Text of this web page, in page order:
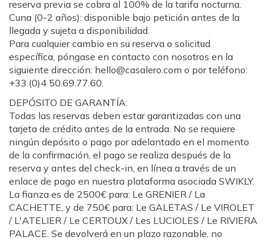
reserva previa se cobra al 100% de la tarifa nocturna.
Cuna (0-2 años): disponible bajo petición antes de la
llegada y sujeta a disponibilidad.
Para cualquier cambio en su reserva o solicitud
específica, póngase en contacto con nosotros en la
siguiente dirección: hello@casalero.com o por teléfono:
+33.(0)4 50.69.77.60.
DEPÓSITO DE GARANTÍA:
Todas las reservas deben estar garantizadas con una
tarjeta de crédito antes de la entrada. No se requiere
ningún depósito o pago por adelantado en el momento
de la confirmación, el pago se realiza después de la
reserva y antes del check-in, en línea a través de un
enlace de pago en nuestra plataforma asociada SWIKLY.
La fianza es de 2500€ para: Le GRENIER / La
CACHETTE, y de 750€ para: Le GALETAS / Le VIROLET
/ L'ATELIER / Le CERTOUX / Les LUCIOLES / Le RIVIERA
PALACE. Se devolverá en un plazo razonable, no